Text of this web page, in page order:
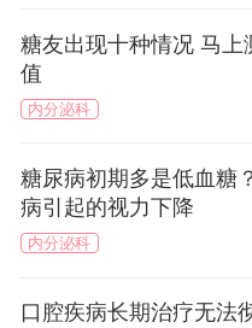
糖友出现十种情况 马上
值
内分泌科
糖尿病初期多是低血糖
病引起的视力下降
内分泌科
口腔疾病长期治疗无法